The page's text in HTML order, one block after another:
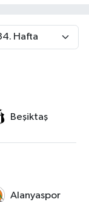
Beşiktaş
Alanyaspor